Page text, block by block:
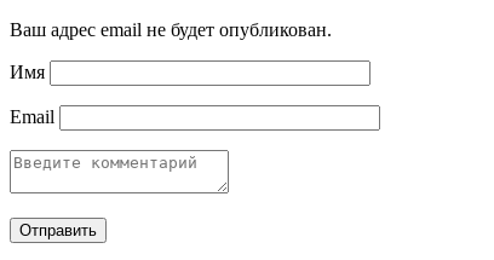
Ваш адрес email не будет опубликован.
Имя
Email